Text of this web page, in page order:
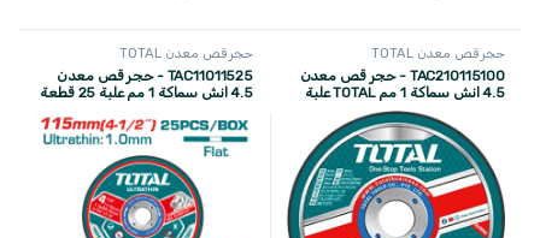
حجر قص معدن TOTAL
TAC210115100 - حجر قص معدن
4.5 انش سماكة 1 مم TOTAL علبة
حجر قص معدن TOTAL
TAC11011525 - حجر قص معدن
4.5 انش سماكة 1 مم علبة 25 قطعة